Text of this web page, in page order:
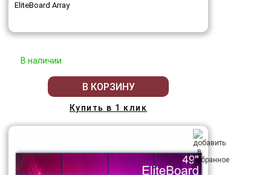
EliteBoard Array
В наличии
В КОРЗИНУ
Купить в 1 клик